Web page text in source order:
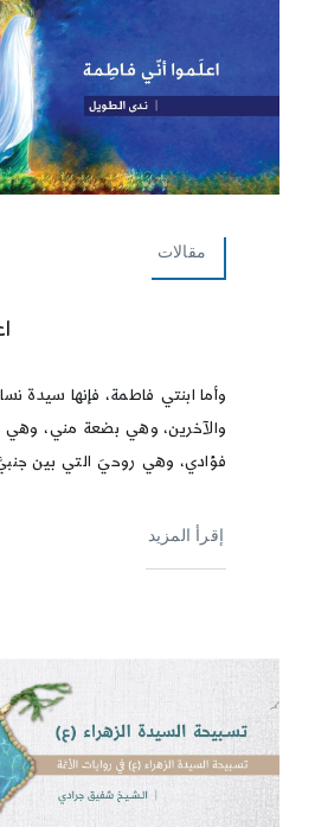
مقالات
وأما ابنتي فاطمة، فإنها سيدة
والآخرين، وهي بضعة مني،
فؤادي، وهي روحيَ التي بين جنبيَّ
إقرأ المزيد